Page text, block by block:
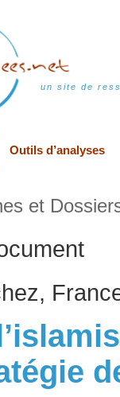
un site de
Outils d’analyses
et